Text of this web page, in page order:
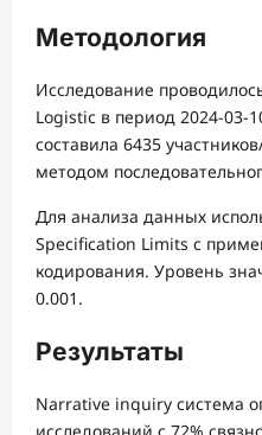
Методология
Исследование
Logistic в период 2024-03-
составила 6435
методом
Для анализа данных
Specification Limits с
кодирования. Уровень
0.001.
Результаты
Narrative inquiry система